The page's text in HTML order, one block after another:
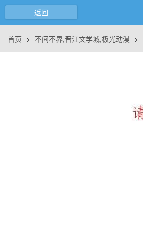
返回
首页 > 不间不界,晋江文学城,极光动漫 >